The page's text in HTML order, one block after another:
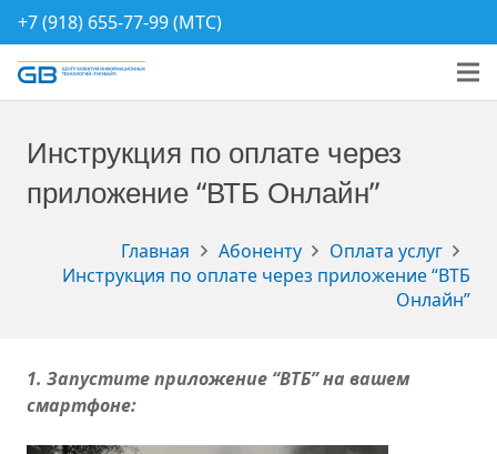
+7 (918) 655-77-99 (МТС)
Инструкция по оплате через
приложение “ВТБ Онлайн”
Главная Абоненту
Оплата услуг
Инструкция по оплате через приложение “ВТБ
Онлайн”
1. Запустите приложение “ВТБ” на вашем
смартфоне: